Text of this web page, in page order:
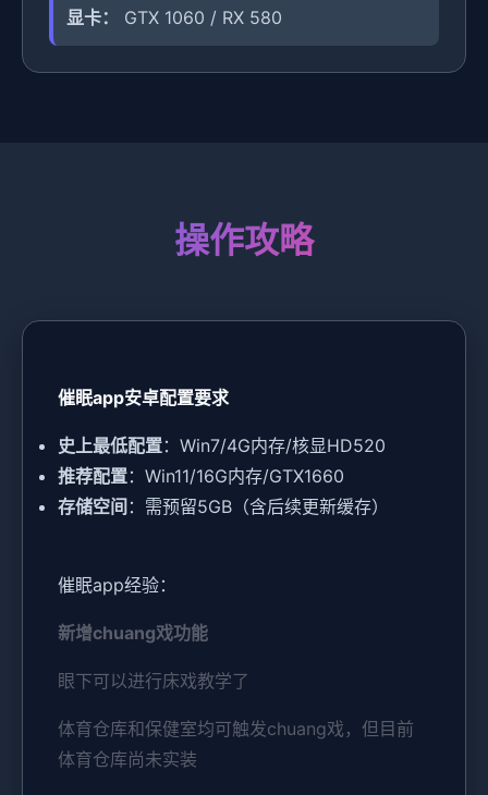
显卡： GTX 1060 / RX 580
操作攻略
催眠app安卓配置要求
​史上最低配置​​：Win7/4G内存/核显HD520
​推荐配置​​：Win11/16G内存/GTX1660
​存储空间​ ​：需预留5GB（含后续更新缓存）
催眠app经验：
新增chuang戏功能
眼下可以进行床戏教学了
体育仓库和保健室均可触发chuang戏，但目前
体育仓库尚未实装